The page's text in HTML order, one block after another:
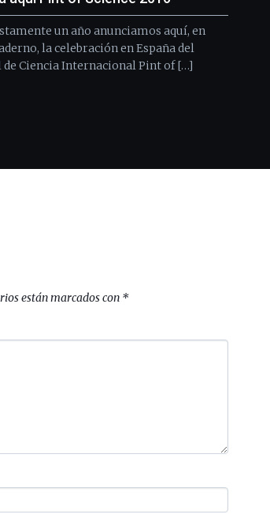
un año anunciamos aquí, en
la celebración en España del
de Ciencia Internacional Pint of […]
están marcados con *